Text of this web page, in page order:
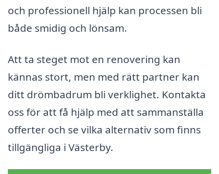
och professionell hjälp kan processen bli
både smidig och lönsam.
Att ta steget mot en renovering kan
kännas stort, men med rätt partner kan
ditt drömbadrum bli verklighet. Kontakta
oss för att få hjälp med att sammanställa
offerter och se vilka alternativ som finns
tillgängliga i Västerby.